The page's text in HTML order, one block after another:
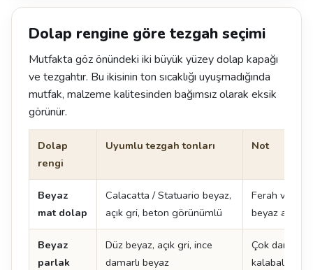
Dolap rengine göre tezgah seçimi
Mutfakta göz önündeki iki büyük yüzey dolap kapağı
ve tezgahtır. Bu ikisinin ton sıcaklığı uyuşmadığında
mutfak, malzeme kalitesinden bağımsız olarak eksik
görünür.
Dolap
rengi
Uyumlu tezgah tonları Not
Beyaz
mat dolap
Calacatta / Statuario beyaz,
açık gri, beton görünümlü
Ferah ve
beyaz adada
Beyaz
parlak
Düz beyaz, açık gri, ince
damarlı beyaz
Çok damarlı
kalabalık